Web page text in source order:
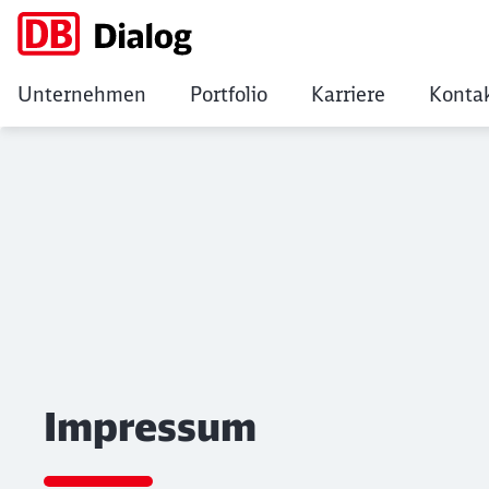
Unternehmen Portfolio Karriere
Impressum